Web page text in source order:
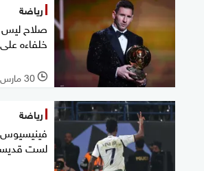
رياضة
صلاح ليس
خلفاءه
l 30 مارس 2024
رياضة
فينيسيوس
لست